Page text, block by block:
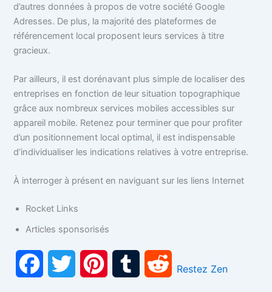
d’autres données à propos de votre société Google
Adresses. De plus, la majorité des plateformes de
référencement local proposent leurs services à titre
gracieux.
Par ailleurs, il est dorénavant plus simple de localiser des
entreprises en fonction de leur situation topographique
grâce aux nombreux services mobiles accessibles sur
appareil mobile. Retenez pour terminer que pour profiter
d’un positionnement local optimal, il est indispensable
d’individualiser les indications relatives à votre entreprise.
À interroger à présent en naviguant sur les liens Internet
Rocket Links
Articles sponsorisés
RRestez Zen